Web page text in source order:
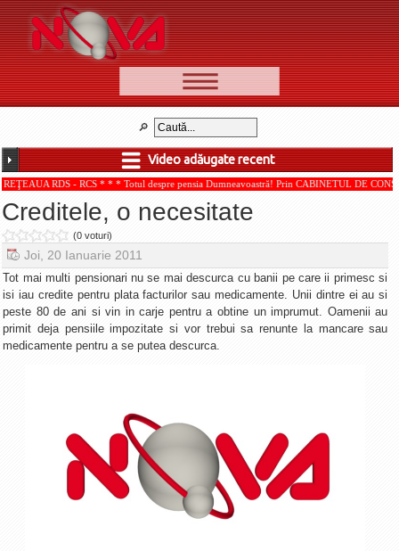
📰 Ştiri
🆕 Cele mai noi
Ştirile Nova TV
Poveşti din Braşov
Punct şi de la capăt
Faţă în faţă
Punctul pe I
BV-01-ADE
Subiecte grele
Dialoguri cu Ghişe
Bucuria Credinţei
Video adăugate recent
RDS - RCS * * * Totul despre pensia Dumneavoastră! Prin CABINETUL DE
Creditele, o necesitate
(0 voturi)
Joi, 20 Ianuarie 2011
Tot mai multi pensionari nu se mai descurca cu banii pe care ii primesc si
isi iau credite pentru plata facturilor sau medicamente. Unii dintre ei au si
peste 80 de ani si vin in carje pentru a obtine un imprumut. Oamenii au
primit deja pensiile impozitate si vor trebui sa renunte la mancare sau
medicamente pentru a se putea descurca.